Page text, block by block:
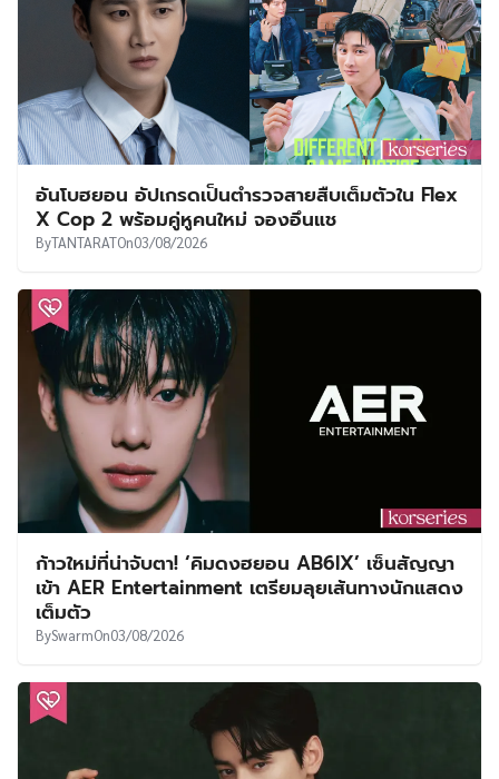
อันโบฮยอน อัปเกรดเป็นตำรวจสายสืบเต็มตัวใน Flex
X Cop 2 พร้อมคู่หูคนใหม่ จองอึนแช
ByTANTARATOn03/08/2026
ก้าวใหม่ที่น่าจับตา! ‘คิมดงฮยอน AB6IX’ เซ็นสัญญา
เข้า AER Entertainment เตรียมลุยเส้นทางนักแสดง
เต็มตัว
BySwarmOn03/08/2026